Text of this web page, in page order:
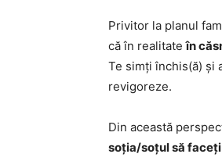
Privitor la planul
că în realitateîn
Te simți închis(ă) și
revigoreze.
Din această
soția/soțul să